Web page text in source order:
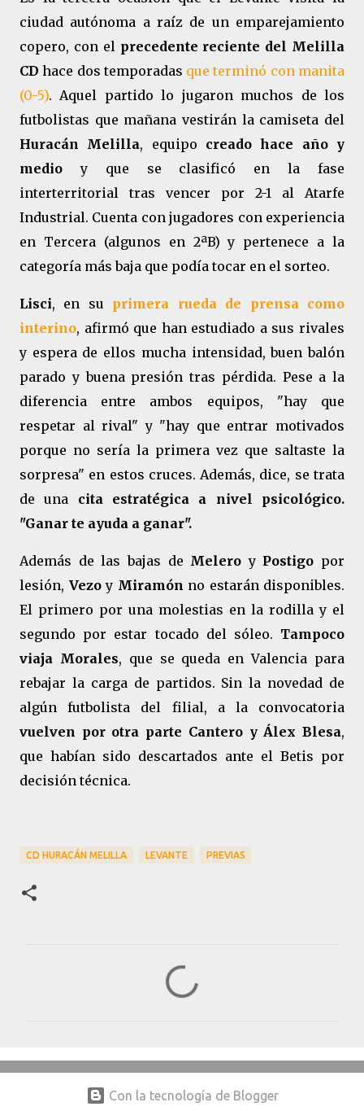
ciudad autónoma a raíz de un emparejamiento
copero, con el precedente reciente del Melilla
CD hace dos temporadas que terminó con manita
(0-5). Aquel partido lo jugaron muchos de los
futbolistas que mañana vestirán la camiseta del
Huracán Melilla, equipo creado hace año y
medio y que se clasificó en la fase
interterritorial tras vencer por 2-1 al Atarfe
Industrial. Cuenta con jugadores con experiencia
en Tercera (algunos en 2ªB) y pertenece a la
categoría más baja que podía tocar en el sorteo.
Lisci, en su primera rueda de prensa como
interino, afirmó que han estudiado a sus rivales
y espera de ellos mucha intensidad, buen balón
parado y buena presión tras pérdida. Pese a la
diferencia entre ambos equipos, "hay que
respetar al rival" y "hay que entrar motivados
porque no sería la primera vez que saltaste la
sorpresa" en estos cruces. Además, dice, se trata
de una cita estratégica a nivel psicológico.
"Ganar te ayuda a ganar".
Además de las bajas de Melero y Postigo por
lesión, Vezoy Miramón no estarán disponibles.
El primero por una molestias en la rodilla y el
segundo por estar tocado del sóleo. Tampoco
viaja Morales, que se queda en Valencia para
rebajar la carga de partidos. Sin la novedad de
algún futbolista del filial, a la convocatoria
vuelven por otra parte Cantero y Álex Blesa,
que habían sido descartados ante el Betis por
decisión técnica.
CD HURACÁN MELILLA LEVANTE PREVIAS
n
Con la tecnología de Blogger